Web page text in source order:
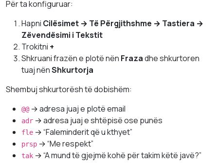
Për ta konfiguruar:
Hapni Cilësimet → Të Përgjithshme → Tastiera →
Zëvendësimi i Tekstit
Trokitni +
Shkruani frazën e plotë nën Frazadhe shkurtoren
tuaj nënShkurtorja
Shembuj shkurtorësh të dobishëm:
@@ → adresa juaj e plotë email
adr → adresa juaj e shtëpisë ose punës
fle → “Faleminderit që u kthyet”
prsp → “Me respekt”
tak → “A mund të gjejmë kohë për takim këtë javë?”